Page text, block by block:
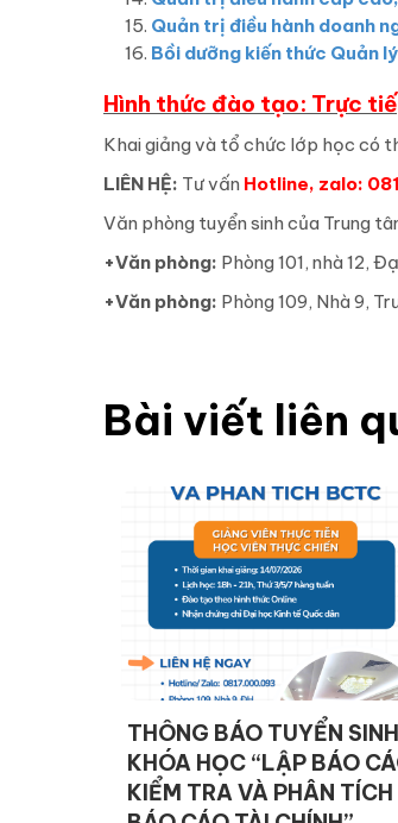
Quản trị điều hành doanh
Bồi dưỡng kiến thức Quản
Hình thức đào tạo: Trực
Khai giảng và tổ chức lớp học có
LIÊN HỆ: Tư vấn Hotline, zalo:
Văn phòng tuyển sinh của Trung
+Văn phòng: Phòng 101, nhà 12,
+Văn phòng: Phòng 109, Nhà 9,
Bài viết liên
THÔNG BÁO TUYỂN SINH
KHÓA HỌC “LẬP BÁO
KIỂM TRA VÀ PHÂN TÍCH